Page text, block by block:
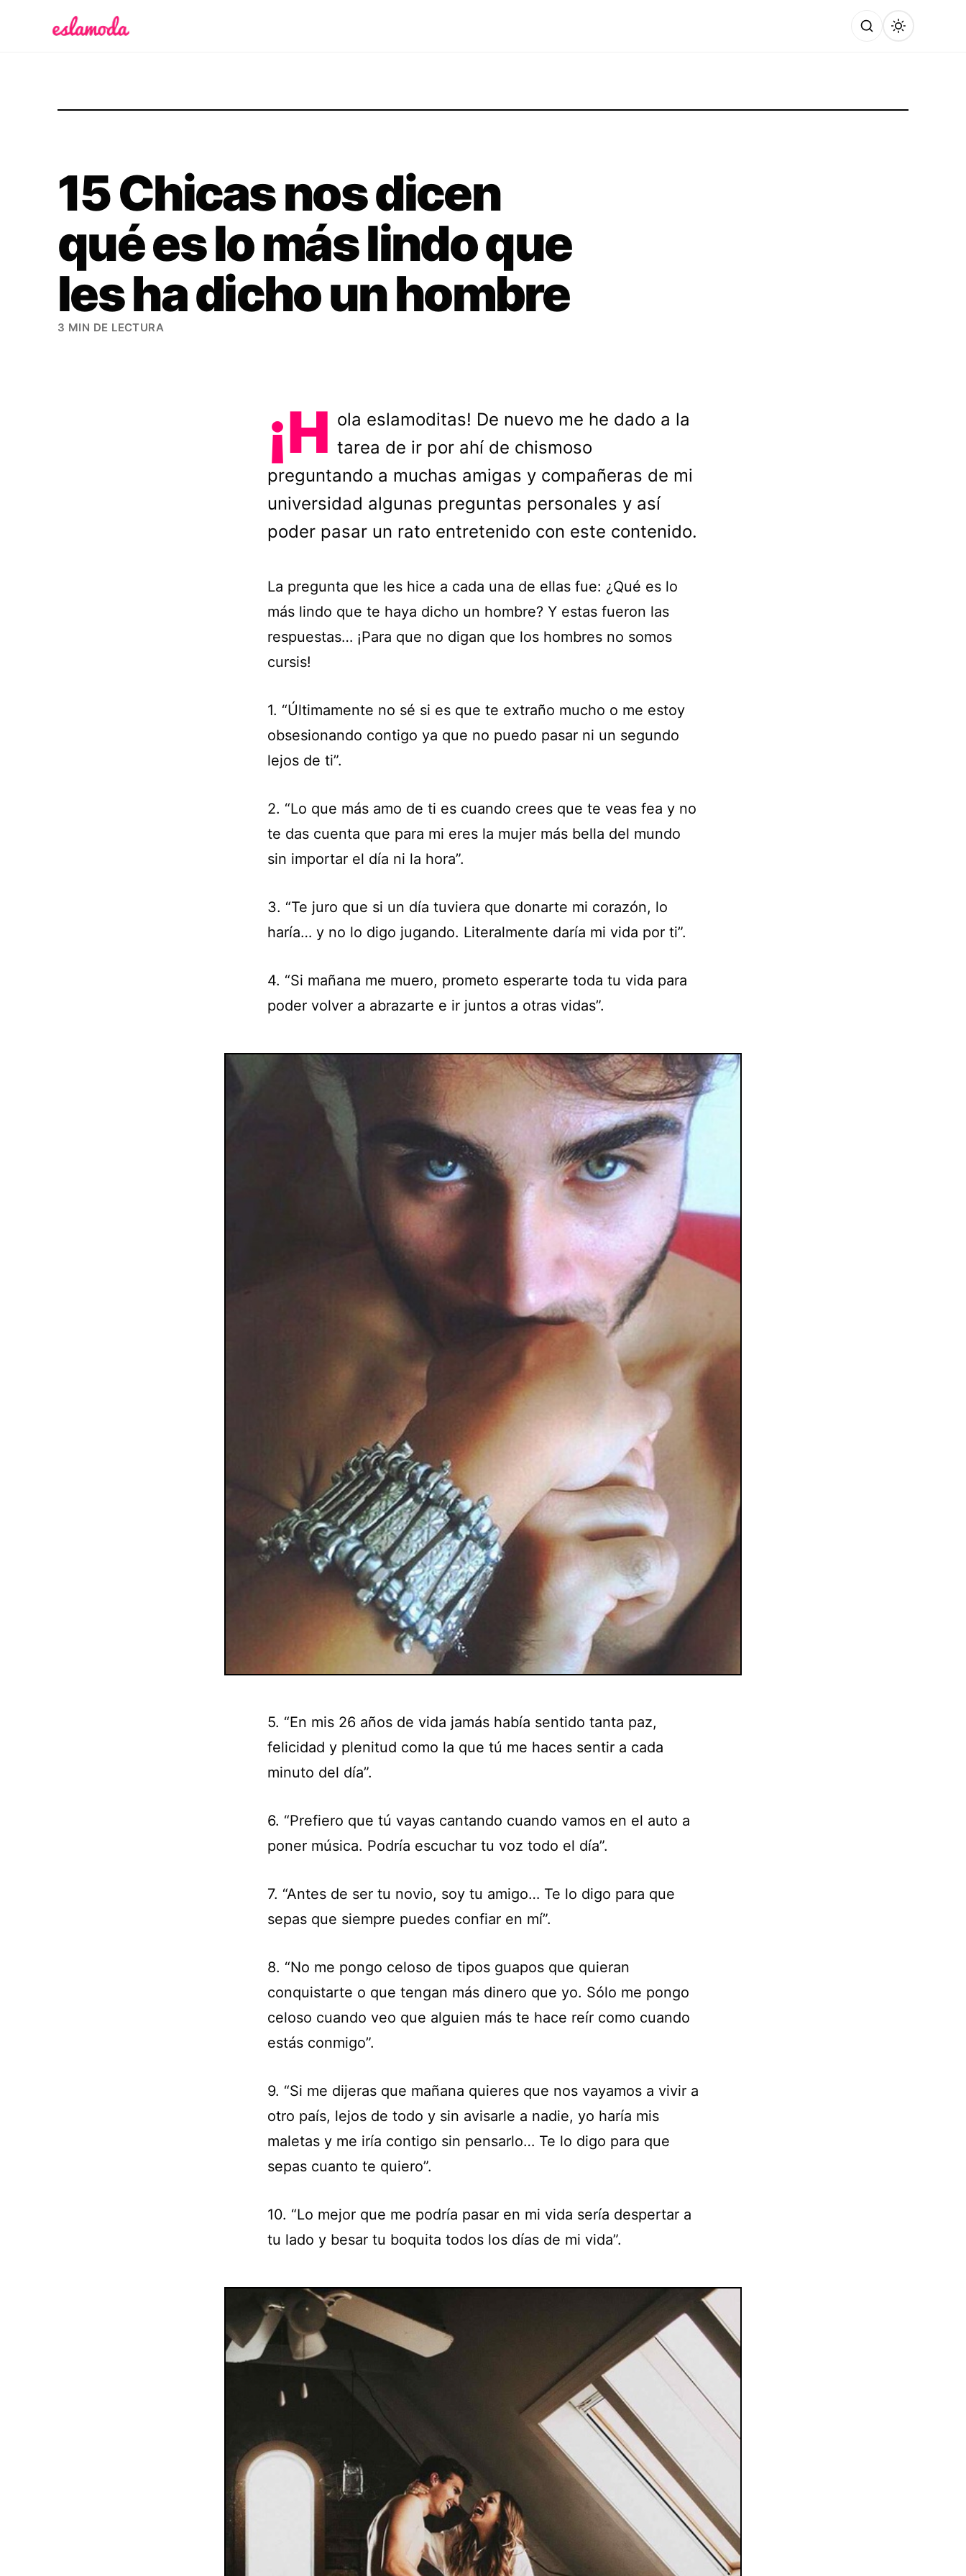
15 Chicas nos dicen
qué es lo más lindo que
les ha dicho un hombre
3 MIN DE LECTURA
¡H ola eslamoditas! De nuevo me he dado a la
tarea de ir por ahí de chismoso
preguntando a muchas amigas y compañeras de mi
universidad algunas preguntas personales y así
poder pasar un rato entretenido con este contenido.
La pregunta que les hice a cada una de ellas fue: ¿Qué es lo
más lindo que te haya dicho un hombre? Y estas fueron las
respuestas… ¡Para que no digan que los hombres no somos
cursis!
1. “Últimamente no sé si es que te extraño mucho o me estoy
obsesionando contigo ya que no puedo pasar ni un segundo
lejos de ti”.
2. “Lo que más amo de ti es cuando crees que te veas fea y no
te das cuenta que para mi eres la mujer más bella del mundo
sin importar el día ni la hora”.
3. “Te juro que si un día tuviera que donarte mi corazón, lo
haría… y no lo digo jugando. Literalmente daría mi vida por ti”.
4. “Si mañana me muero, prometo esperarte toda tu vida para
poder volver a abrazarte e ir juntos a otras vidas”.
5. “En mis 26 años de vida jamás había sentido tanta paz,
felicidad y plenitud como la que tú me haces sentir a cada
minuto del día”.
6. “Prefiero que tú vayas cantando cuando vamos en el auto a
poner música. Podría escuchar tu voz todo el día”.
7. “Antes de ser tu novio, soy tu amigo… Te lo digo para que
sepas que siempre puedes confiar en mí”.
8. “No me pongo celoso de tipos guapos que quieran
conquistarte o que tengan más dinero que yo. Sólo me pongo
celoso cuando veo que alguien más te hace reír como cuando
estás conmigo”.
9. “Si me dijeras que mañana quieres que nos vayamos a vivir a
otro país, lejos de todo y sin avisarle a nadie, yo haría mis
maletas y me iría contigo sin pensarlo… Te lo digo para que
sepas cuanto te quiero”.
10. “Lo mejor que me podría pasar en mi vida sería despertar a
tu lado y besar tu boquita todos los días de mi vida”.